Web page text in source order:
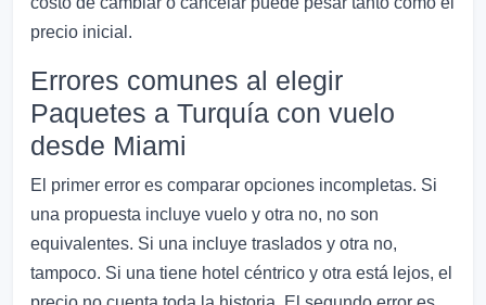
precio inicial.
Errores comunes al elegir
Paquetes a Turquía con vuelo
desde Miami
El primer error es comparar opciones incompletas. Si
una propuesta incluye vuelo y otra no, no son
equivalentes. Si una incluye traslados y otra no,
tampoco. Si una tiene hotel céntrico y otra está lejos, el